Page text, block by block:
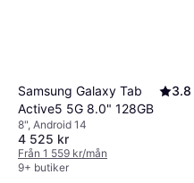
Samsung Galaxy Tab
Active5 5G 8.0" 128GB
3.8
8", Android 14
4 525 kr
Från 1 559 kr/mån
9+ butiker